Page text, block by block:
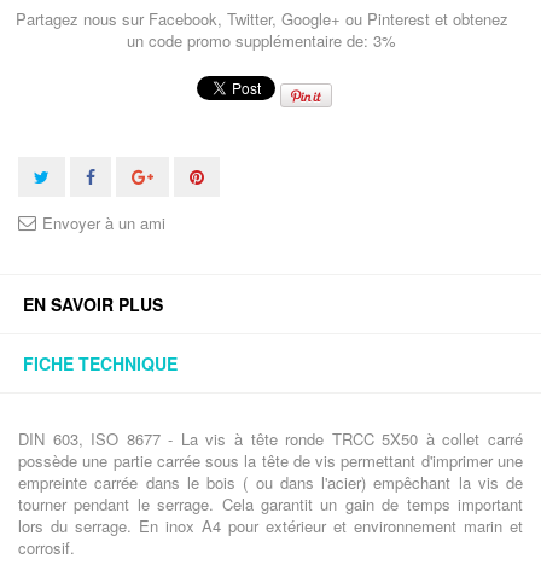
Partagez nous sur Facebook, Twitter, Google+ ou Pinterest et obtenez
un code promo supplémentaire de: 3%
Envoyer à un ami
EN SAVOIR PLUS
FICHE TECHNIQUE
DIN 603, ISO 8677 - La vis à tête ronde TRCC 5X50 à collet carré
possède une partie carrée sous la tête de vis permettant d'imprimer une
empreinte carrée dans le bois ( ou dans l'acier) empêchant la vis de
tourner pendant le serrage. Cela garantit un gain de temps important
lors du serrage. En inox A4 pour extérieur et environnement marin et
corrosif.